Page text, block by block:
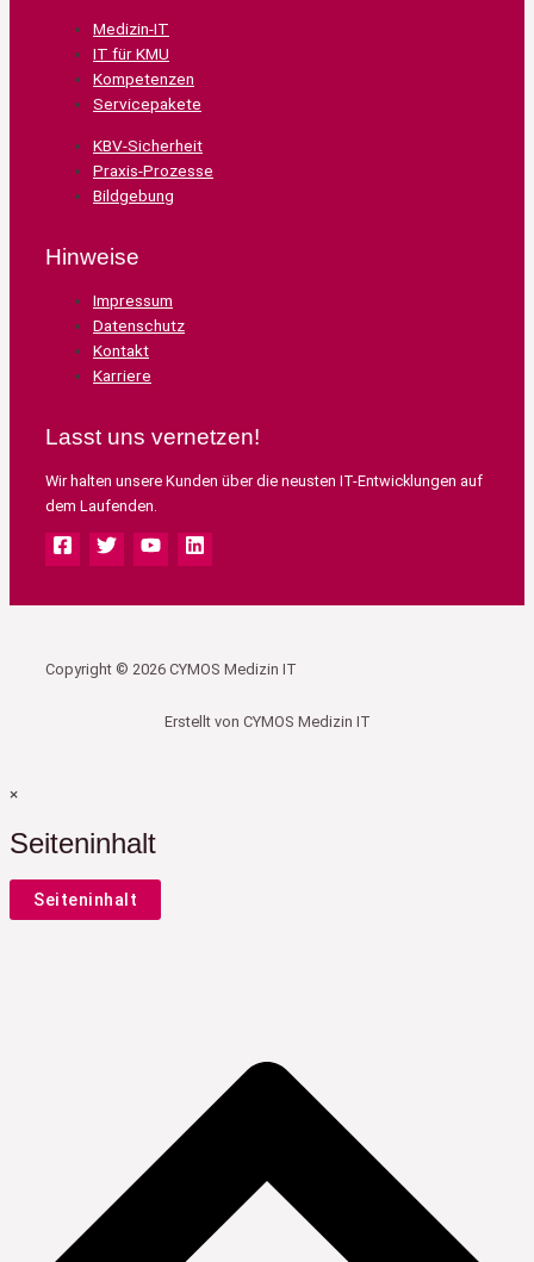
Medizin-IT
IT für KMU
Kompetenzen
Servicepakete
KBV-Sicherheit
Praxis-Prozesse
Bildgebung
Hinweise
Impressum
Datenschutz
Kontakt
Karriere
Lasst uns vernetzen!
Wir halten unsere Kunden über die neusten IT-Entwicklungen auf
dem Laufenden.
Copyright © 2026 CYMOS Medizin IT
Erstellt von CYMOS Medizin IT
×
Seiteninhalt
Seiteninhalt